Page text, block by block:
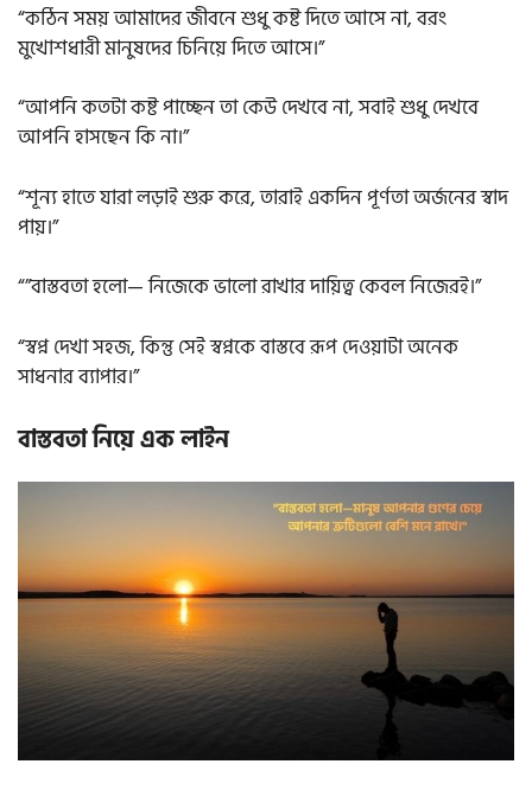
“কঠিন সময় আমাদের জীবনে শুধু কষ্ট দিতে আসে না, বরং
মুখোশধারী মানুষদের চিনিয়ে দিতে আসে।”
“আপনি কতটা কষ্ট পাচ্ছেন তা কেউ দেখবে না, সবাই শুধু দেখবে
আপনি হাসছেন কি না।”
“শূন্য হাতে যারা লড়াই শুরু করে, তারাই একদিন পূর্ণতা অর্জনের স্বাদ
পায়।”
“”বাস্তবতা হলো— নিজেকে ভালো রাখার দায়িত্ব কেবল নিজেরই।”
“স্বপ্ন দেখা সহজ, কিন্তু সেই স্বপ্নকে বাস্তবে রূপ দেওয়াটা অনেক
সাধনার ব্যাপার।”
বাস্তবতা নিয়ে এক লাইন